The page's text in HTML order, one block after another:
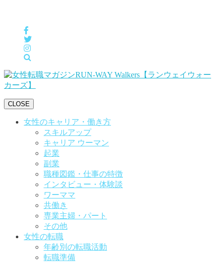
CLOSE
女性のキャリア・働き方
スキルアップ
キャリア ウーマン
起業
副業
職種図鑑・仕事の特徴
インタビュー・体験談
ワーママ
共働き
専業主婦・パート
その他
女性の転職
年齢別の転職活動
転職準備